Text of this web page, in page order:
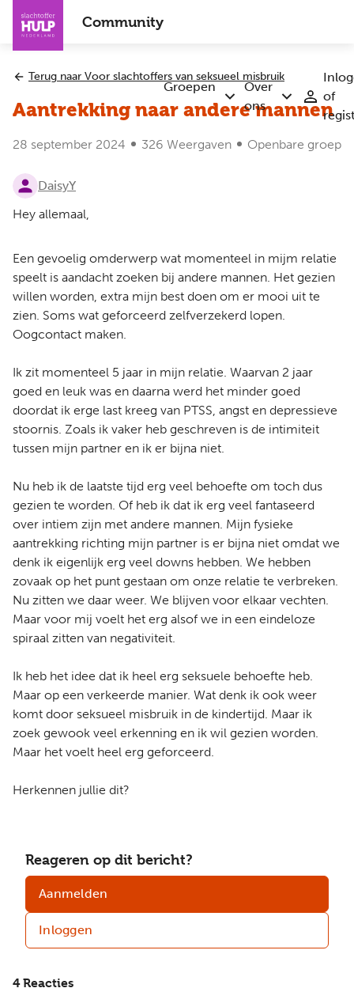
Overslaan
naar
inhoud
gaan
Community
Groepen
Submenu
Groepen
Over
ons
Submenu
Over
of
Terug naar Voor slachtoffers van seksueel misbruik
Aantrekking naar andere mannen
28 september 2024 326 Weergaven Openbare groep
DaisyY
Hey allemaal,
Een gevoelig omderwerp wat momenteel in mijm relatie
speelt is aandacht zoeken bij andere mannen. Het gezien
willen worden, extra mijn best doen om er mooi uit te
zien. Soms wat geforceerd zelfverzekerd lopen.
Oogcontact maken.
Ik zit momenteel 5 jaar in mijn relatie. Waarvan 2 jaar
goed en leuk was en daarna werd het minder goed
doordat ik erge last kreeg van PTSS, angst en depressieve
stoornis. Zoals ik vaker heb geschreven is de intimiteit
tussen mijn partner en ik er bijna niet.
Nu heb ik de laatste tijd erg veel behoefte om toch dus
gezien te worden. Of heb ik dat ik erg veel fantaseerd
over intiem zijn met andere mannen. Mijn fysieke
aantrekking richting mijn partner is er bijna niet omdat we
denk ik eigenlijk erg veel downs hebben. We hebben
zovaak op het punt gestaan om onze relatie te verbreken.
Nu zitten we daar weer. We blijven voor elkaar vechten.
Maar voor mij voelt het erg alsof we in een eindeloze
spiraal zitten van negativiteit.
Ik heb het idee dat ik heel erg seksuele behoefte heb.
Maar op een verkeerde manier. Wat denk ik ook weer
komt door seksueel misbruik in de kindertijd. Maar ik
zoek gewook veel erkenning en ik wil gezien worden.
Maar het voelt heel erg geforceerd.
Herkennen jullie dit?
Reageren op dit bericht?
Aanmelden
Inloggen
4 Reacties